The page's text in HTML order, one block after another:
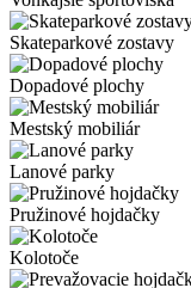
Skateparkové zostavy
Dopadové plochy
Mestský mobiliár
Lanové parky
Pružinové hojdačky
Kolotoče